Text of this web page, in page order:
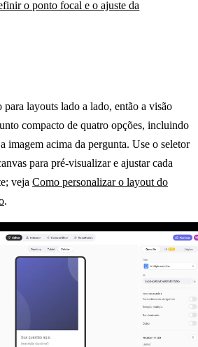
o ponto focal e o ajuste da
para layouts lado a lado, então a visão
compacto de quatro opções, incluindo
imagem acima da pergunta. Use o seletor
para pré-visualizar e ajustar cada
veja Como personalizar o layout do
.